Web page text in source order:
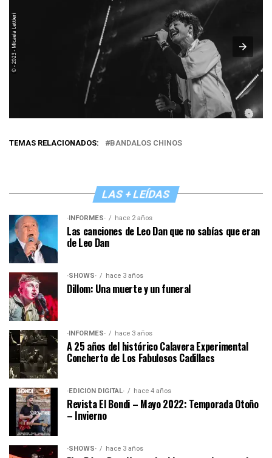
TEMAS RELACIONADOS: BANDALOS CHINOS
LAS + LEÍDAS
·INFORMES· hace 2 años
Las canciones de Leo Dan que no sabías que eran
de Leo Dan
·SHOWS· hace 3 años
Dillom: Una muerte y un funeral
·INFORMES· hace 3 años
A 25 años del histórico Calavera Experimental
Concherto de Los Fabulosos Cadillacs
·EDICIÓN DIGITAL· hace 4 años
Revista El Bondi – Mayo 2022: Temporada Otoño
– Invierno
·SHOWS· hace 3 años